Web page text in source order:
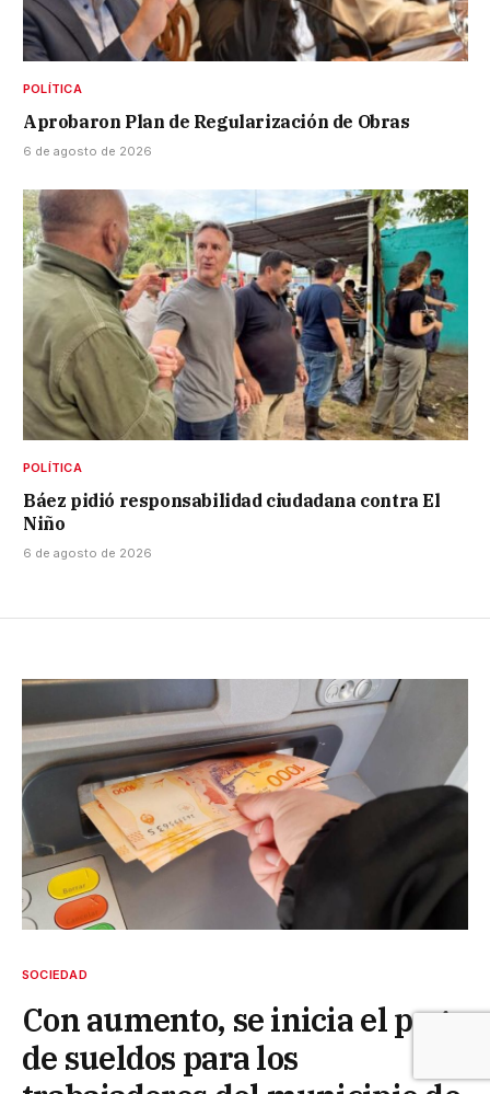
POLÍTICA
Aprobaron Plan de Regularización de Obras
6 de agosto de 2026
POLÍTICA
Báez pidió responsabilidad ciudadana contra El
Niño
6 de agosto de 2026
SOCIEDAD
Con aumento, se inicia el pago
de sueldos para los